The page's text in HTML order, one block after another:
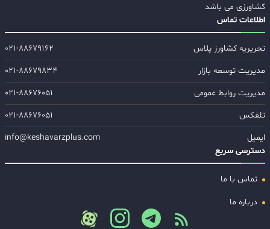
کشاورزی می باشد
اطلاعات تماس
تحریریه کشاورز پلاس
۰۲۱-۸۸۶۷۹۱۶۲
مدیریت توسعه بازار
۰۲۱-۸۸۶۷۹۸۳۴
مدیریت روابط عمومی
۰۲۱-۸۸۶۷۶۰۵۱
تلفکس
۰۲۱-۸۸۶۷۶۰۵۱
ایمیل
info@keshavarzplus.com
دسترسی سریع
تماس با ما
درباره ما